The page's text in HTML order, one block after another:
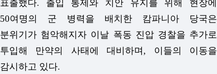
표출했다. 출입 통제와 치안 유지를 위해 현장에
50여명의 군 병력을 배치한 캄파니아 당국은
분위기가 험악해지자 이날 폭동 진압 경찰을 추가로
투입해 만약의 사태에 대비하며, 이들의 이동을
감시하고 있다.